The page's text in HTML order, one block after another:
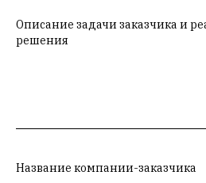
Описание задачи заказчика и
решения
Название компании-заказчика